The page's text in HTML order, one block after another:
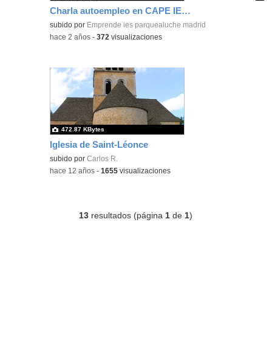
Charla autoempleo en CAPE IES Parque Aluche
Contenido educativo.
subido por Emprende ies parquealuche madrid
-hace 2 años -372 visualizaciones
Iglesia de Saint-Léonce
subido porCarlos R.
472.87 KBytes
-hace 12 años -1655 visualizaciones
13 resultados (página 1 de 1)